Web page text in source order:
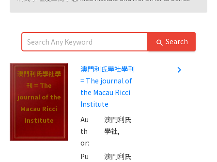
search Search
澳門利氏學社學
刊 = The
journal of the
Macau Ricci
Institute
澳門利氏學社學刊
= The journal of
the Macau Ricci
Institute
Au
th
or:
澳門利氏
學社,
Pu
澳門利氏
navigate_next